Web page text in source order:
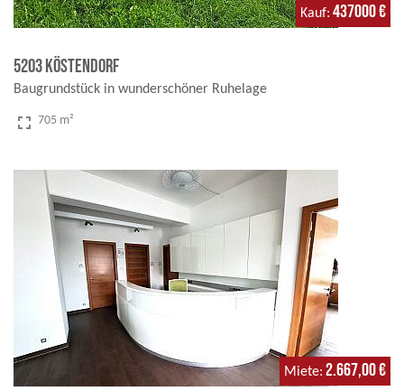
Kauf 437000 €
5203 Köstendorf
Baugrundstück in wunderschöner Ruhelage
fullscreen 705 m²
Miete 2.667,00 €